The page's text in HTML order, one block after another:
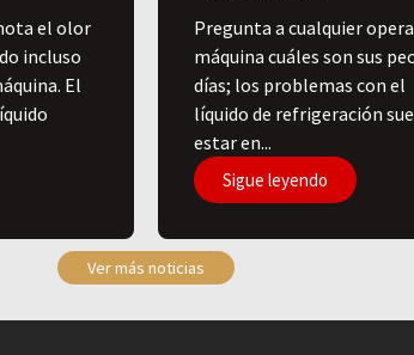
el olor
incluso
El
Pregunta a cualquier
máquina cuáles son sus
días; los problemas con el
líquido de refrigeración
estar en...
Sigue leyendo
Ver más noticias